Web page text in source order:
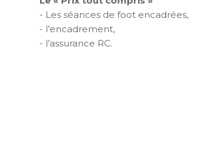
- Les séances de foot encadrées,
- l’encadrement,
- l’assurance RC.